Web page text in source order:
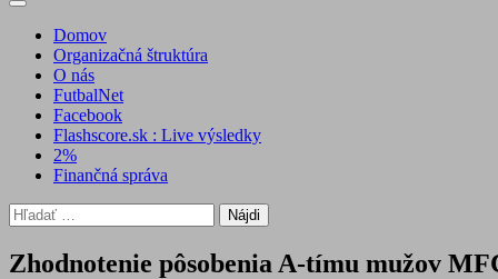
Primary
Domov
Organizačná štruktúra
O nás
FutbalNet
Facebook
Flashscore.sk : Live výsledky
2%
Finančná správa
Hľadať:
Zhodnotenie pôsobenia A-tímu mužov